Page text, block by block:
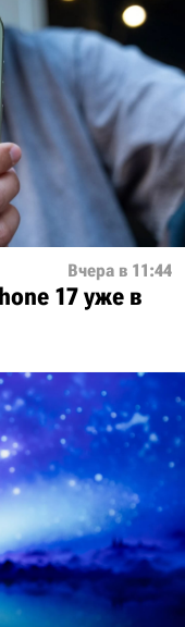
Вчера в 11:44
17 уже в